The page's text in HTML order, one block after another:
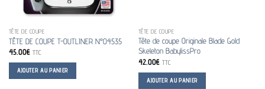
TÊTE DE COUPE
TÊTE DE COUPE T-OUTLINER N°04535
45.00€ TTC
AJOUTER AU PANIER
TÊTE DE COUPE
Tête de coupe Originale Blade Gold
Skeleton BabylissPro
42.00€ TTC
AJOUTER AU PANIER